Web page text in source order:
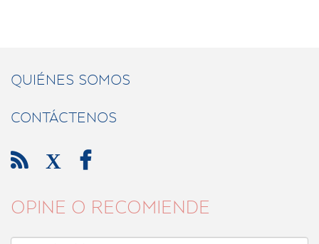
QUIÉNES SOMOS
CONTÁCTENOS
 X 
OPINE O RECOMIENDE